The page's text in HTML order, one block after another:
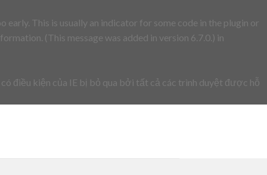
early. This is usually an indicator for some code in the plugin or
(This message was added in version 6.7.0.) in
điều kiện của IE bị bỏ qua bởi tất cả các trình duyệt được hỗ